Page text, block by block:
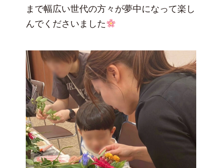
まで幅広い世代の方々が夢中になって楽し
んでくださいました